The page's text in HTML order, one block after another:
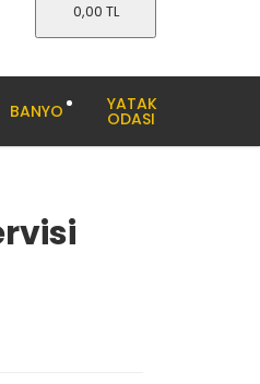
0,00 TL
BANYO YATAK
ODASI